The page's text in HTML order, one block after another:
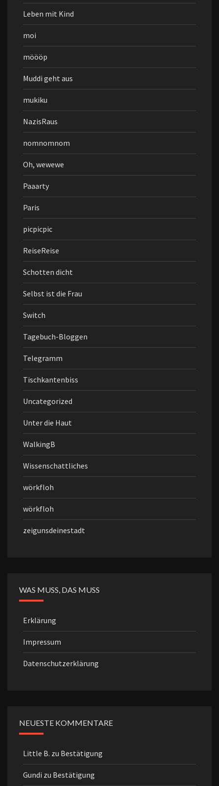
Leben mit Kind
moi
möööp
Muddi geht aus
mukiku
NazisRaus
nomnomnom
Oh, wewewe
Paaarty
Paris
picpicpic
ReiseReise
Schotten dicht
Selbst ist die Frau
Switch
Tagebuch-Bloggen
Telegramm
Tischkantenbiss
Uncategorized
Unter die Haut
WalkingB
Wissenschattliches
wörkfloh
wörkfloh
zeigunsdeinestadt
WAS MUSS, DAS MUSS
Erklärung
Impressum
Datenschutzerklärung
NEUESTE KOMMENTARE
Little B. zu Bestätigung
Gundi zu Bestätigung